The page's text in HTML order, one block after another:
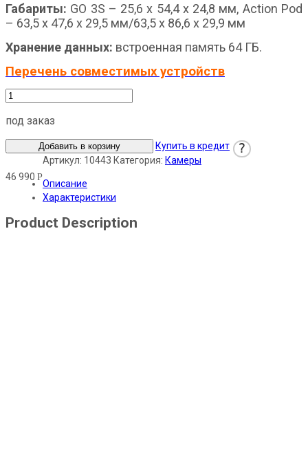
Габариты: GO 3S – 25,6 x 54,4 x 24,8 мм, Action Pod
– 63,5 x 47,6 x 29,5 мм/63,5 х 86,6 х 29,9 мм
Хранение данных: встроенная память 64 ГБ.
Перечень совместимых устройств
под заказ
Добавить в корзину Купить в кредит ?
46 990 Р
Артикул: 10443 Категория: Камеры
Описание
Характеристики
Product Description